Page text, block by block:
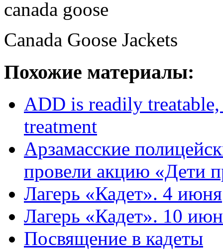
canada goose
Canada Goose Jackets
Похожие материалы:
ADD is readily
treatment
Арзамасские
провели акцию «Дети
Лагерь «Кадет». 4 июня
Лагерь «Кадет». 10
Посвящение в кадеты